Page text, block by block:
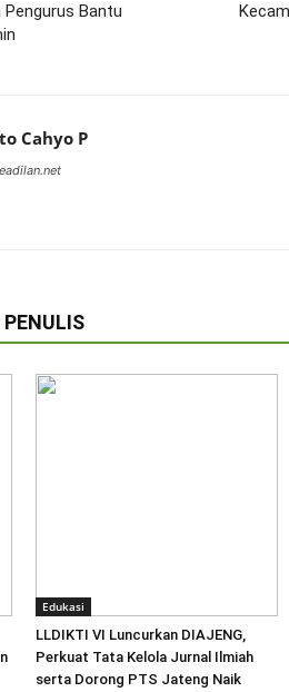
Pengurus Bantu
Cahyo P
PENULIS
Edukasi
LLDIKTI VI Luncurkan DIAJENG,
Perkuat Tata Kelola Jurnal Ilmiah
serta Dorong PTS Jateng Naik